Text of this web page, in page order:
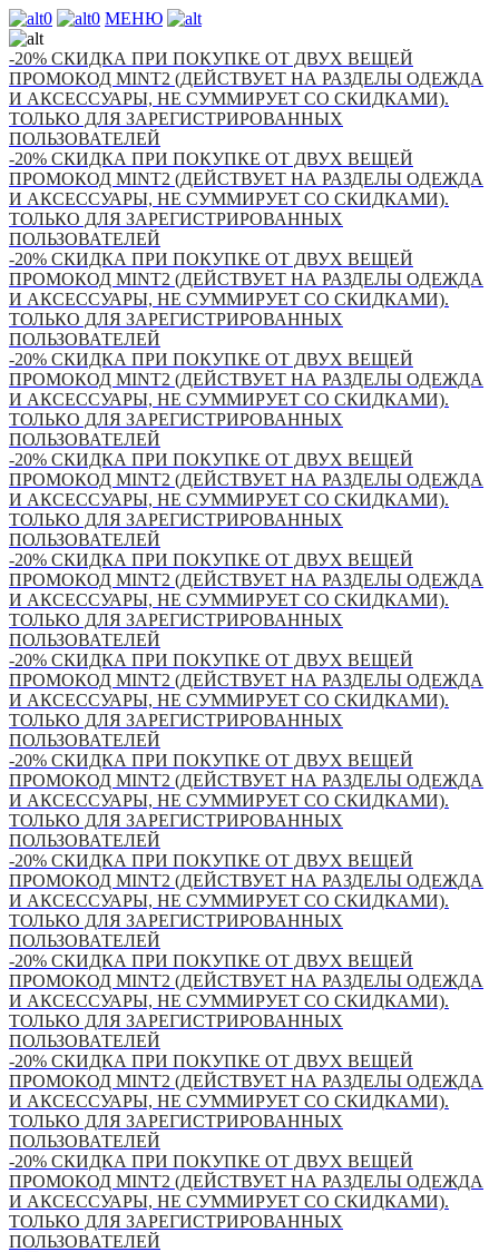
0 0 МЕНЮ
-20% СКИДКА ПРИ ПОКУПКЕ ОТ ДВУХ ВЕЩЕЙ
ПРОМОКОД MINT2 (ДЕЙСТВУЕТ НА РАЗДЕЛЫ ОДЕЖДА
И АКСЕССУАРЫ, НЕ СУММИРУЕТ СО СКИДКАМИ).
ТОЛЬКО ДЛЯ ЗАРЕГИСТРИРОВАННЫХ
ПОЛЬЗОВАТЕЛЕЙ
-20% СКИДКА ПРИ ПОКУПКЕ ОТ ДВУХ ВЕЩЕЙ
ПРОМОКОД MINT2 (ДЕЙСТВУЕТ НА РАЗДЕЛЫ ОДЕЖДА
И АКСЕССУАРЫ, НЕ СУММИРУЕТ СО СКИДКАМИ).
ТОЛЬКО ДЛЯ ЗАРЕГИСТРИРОВАННЫХ
ПОЛЬЗОВАТЕЛЕЙ
-20% СКИДКА ПРИ ПОКУПКЕ ОТ ДВУХ ВЕЩЕЙ
ПРОМОКОД MINT2 (ДЕЙСТВУЕТ НА РАЗДЕЛЫ ОДЕЖДА
И АКСЕССУАРЫ, НЕ СУММИРУЕТ СО СКИДКАМИ).
ТОЛЬКО ДЛЯ ЗАРЕГИСТРИРОВАННЫХ
ПОЛЬЗОВАТЕЛЕЙ
-20% СКИДКА ПРИ ПОКУПКЕ ОТ ДВУХ ВЕЩЕЙ
ПРОМОКОД MINT2 (ДЕЙСТВУЕТ НА РАЗДЕЛЫ ОДЕЖДА
И АКСЕССУАРЫ, НЕ СУММИРУЕТ СО СКИДКАМИ).
ТОЛЬКО ДЛЯ ЗАРЕГИСТРИРОВАННЫХ
ПОЛЬЗОВАТЕЛЕЙ
-20% СКИДКА ПРИ ПОКУПКЕ ОТ ДВУХ ВЕЩЕЙ
ПРОМОКОД MINT2 (ДЕЙСТВУЕТ НА РАЗДЕЛЫ ОДЕЖДА
И АКСЕССУАРЫ, НЕ СУММИРУЕТ СО СКИДКАМИ).
ТОЛЬКО ДЛЯ ЗАРЕГИСТРИРОВАННЫХ
ПОЛЬЗОВАТЕЛЕЙ
-20% СКИДКА ПРИ ПОКУПКЕ ОТ ДВУХ ВЕЩЕЙ
ПРОМОКОД MINT2 (ДЕЙСТВУЕТ НА РАЗДЕЛЫ ОДЕЖДА
И АКСЕССУАРЫ, НЕ СУММИРУЕТ СО СКИДКАМИ).
ТОЛЬКО ДЛЯ ЗАРЕГИСТРИРОВАННЫХ
ПОЛЬЗОВАТЕЛЕЙ
-20% СКИДКА ПРИ ПОКУПКЕ ОТ ДВУХ ВЕЩЕЙ
ПРОМОКОД MINT2 (ДЕЙСТВУЕТ НА РАЗДЕЛЫ ОДЕЖДА
И АКСЕССУАРЫ, НЕ СУММИРУЕТ СО СКИДКАМИ).
ТОЛЬКО ДЛЯ ЗАРЕГИСТРИРОВАННЫХ
ПОЛЬЗОВАТЕЛЕЙ
-20% СКИДКА ПРИ ПОКУПКЕ ОТ ДВУХ ВЕЩЕЙ
ПРОМОКОД MINT2 (ДЕЙСТВУЕТ НА РАЗДЕЛЫ ОДЕЖДА
И АКСЕССУАРЫ, НЕ СУММИРУЕТ СО СКИДКАМИ).
ТОЛЬКО ДЛЯ ЗАРЕГИСТРИРОВАННЫХ
ПОЛЬЗОВАТЕЛЕЙ
-20% СКИДКА ПРИ ПОКУПКЕ ОТ ДВУХ ВЕЩЕЙ
ПРОМОКОД MINT2 (ДЕЙСТВУЕТ НА РАЗДЕЛЫ ОДЕЖДА
И АКСЕССУАРЫ, НЕ СУММИРУЕТ СО СКИДКАМИ).
ТОЛЬКО ДЛЯ ЗАРЕГИСТРИРОВАННЫХ
ПОЛЬЗОВАТЕЛЕЙ
-20% СКИДКА ПРИ ПОКУПКЕ ОТ ДВУХ ВЕЩЕЙ
ПРОМОКОД MINT2 (ДЕЙСТВУЕТ НА РАЗДЕЛЫ ОДЕЖДА
И АКСЕССУАРЫ, НЕ СУММИРУЕТ СО СКИДКАМИ).
ТОЛЬКО ДЛЯ ЗАРЕГИСТРИРОВАННЫХ
ПОЛЬЗОВАТЕЛЕЙ
-20% СКИДКА ПРИ ПОКУПКЕ ОТ ДВУХ ВЕЩЕЙ
ПРОМОКОД MINT2 (ДЕЙСТВУЕТ НА РАЗДЕЛЫ ОДЕЖДА
И АКСЕССУАРЫ, НЕ СУММИРУЕТ СО СКИДКАМИ).
ТОЛЬКО ДЛЯ ЗАРЕГИСТРИРОВАННЫХ
ПОЛЬЗОВАТЕЛЕЙ
-20% СКИДКА ПРИ ПОКУПКЕ ОТ ДВУХ ВЕЩЕЙ
ПРОМОКОД MINT2 (ДЕЙСТВУЕТ НА РАЗДЕЛЫ ОДЕЖДА
И АКСЕССУАРЫ, НЕ СУММИРУЕТ СО СКИДКАМИ).
ТОЛЬКО ДЛЯ ЗАРЕГИСТРИРОВАННЫХ
ПОЛЬЗОВАТЕЛЕЙ